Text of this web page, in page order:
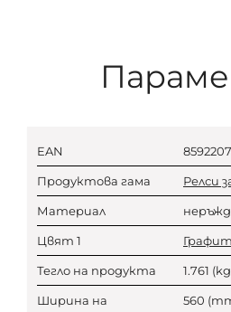
EAN
Продуктова гама Релси
Материал
Цвят 1 Графит
Тегло на продукта 1.761
Ширина на
560